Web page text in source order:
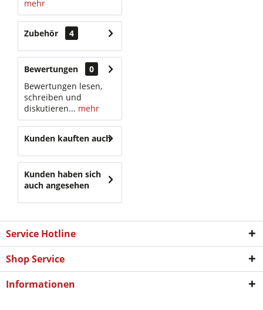
mehr
Zubehör 4
Bewertungen
0
Bewertungen lesen,
schreiben und
diskutieren... mehr
Kunden kauften auch
Kunden haben sich
auch angesehen
Service Hotline
Shop Service
Informationen